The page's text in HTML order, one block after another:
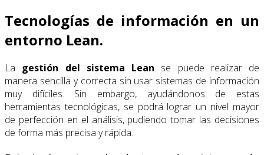
Tecnologías de información en un
entorno Lean.
La gestión del sistema Lean se puede realizar de
manera sencilla y correcta sin usar sistemas de información
muy difíciles. Sin embargo, ayudándonos de estas
herramientas tecnológicas, se podrá lograr un nivel mayor
de perfección en el análisis, pudiendo tomar las decisiones
de forma más precisa y rápida.